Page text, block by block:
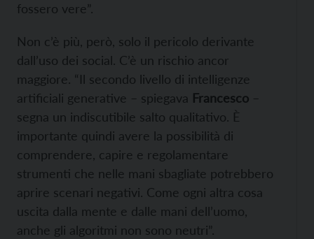
fossero vere”.
Non c’è più, però, solo il pericolo derivante
dall’uso dei social. C’è un rischio ancor
maggiore. “Il secondo livello di intelligenze
artificiali generative – spiegava Francesco –
segna un indiscutibile salto qualitativo. È
importante quindi avere la possibilità di
comprendere, capire e regolamentare
strumenti che nelle mani sbagliate potrebbero
aprire scenari negativi. Come ogni altra cosa
uscita dalla mente e dalle mani dell’uomo,
anche gli algoritmi non sono neutri”.